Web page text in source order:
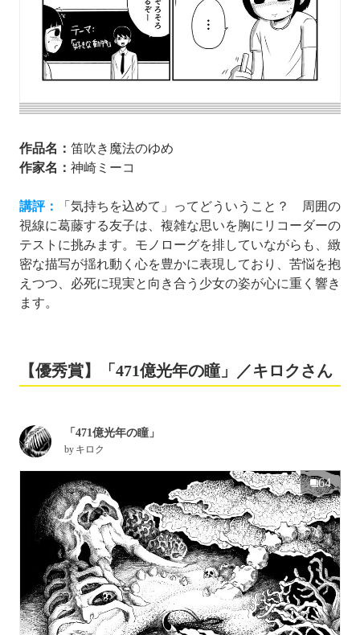
作品名： 笛吹き魔法のゆめ
作家名： 神崎ミーコ
講評：
「気持ちを込めて」ってどういうこと？ 周囲の
視線に葛藤する友子は、複雑な思いを胸にリコーダーの
テストに挑みます。モノローグを排していながらも、緻
密な描写が揺れ動く心を豊かに表現しており、苦悩を抱
えつつ、必死に現実と向き合う少女の姿が心に重く響き
ます。
【優秀賞】「471億光年の瞳」／キロクさん
「471億光年の瞳」
by キロク
64